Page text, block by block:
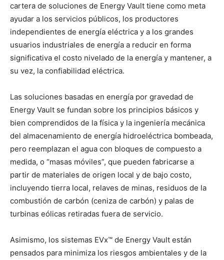
cartera de soluciones de Energy Vault tiene como meta
ayudar a los servicios públicos, los productores
independientes de energía eléctrica y a los grandes
usuarios industriales de energía a reducir en forma
significativa el costo nivelado de la energía y mantener, a
su vez, la confiabilidad eléctrica.
Las soluciones basadas en energía por gravedad de
Energy Vault se fundan sobre los principios básicos y
bien comprendidos de la física y la ingeniería mecánica
del almacenamiento de energía hidroeléctrica bombeada,
pero reemplazan el agua con bloques de compuesto a
medida, o “masas móviles”, que pueden fabricarse a
partir de materiales de origen local y de bajo costo,
incluyendo tierra local, relaves de minas, residuos de la
combustión de carbón (ceniza de carbón) y palas de
turbinas eólicas retiradas fuera de servicio.
Asimismo, los sistemas EVx™ de Energy Vault están
pensados para minimiza los riesgos ambientales y de la